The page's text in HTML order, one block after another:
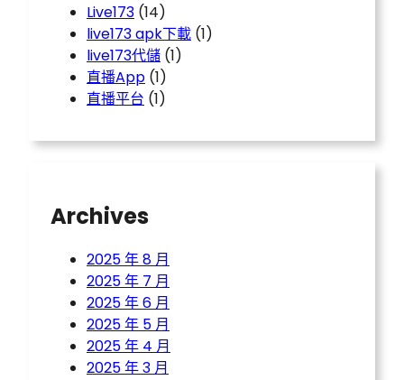
Live173 (14)
live173 apk下載 (1)
live173代儲 (1)
直播App (1)
直播平台 (1)
Archives
2025 年 8 月
2025 年 7 月
2025 年 6 月
2025 年 5 月
2025 年 4 月
2025 年 3 月